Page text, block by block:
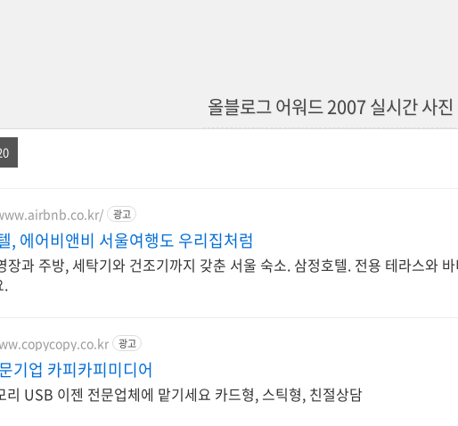
올블로그 어워드 2007 실시간 사진
광고
, 에어비앤비 서울여행도 우리집처럼
장과 주방, 세탁기와 건조기까지 갖춘 서울 숙소. 삼정호텔. 전용 테라스와
.
광고
기업 카피카피미디어
USB메모리 USB 이젠 전문업체에 맡기세요 카드형, 스틱형, 친절상담